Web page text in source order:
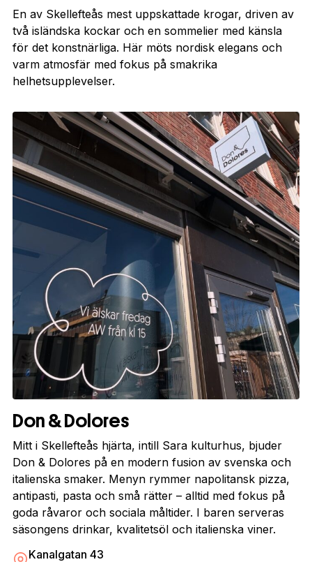
En av Skellefteås mest uppskattade krogar, driven av
två isländska kockar och en sommelier med känsla
för det konstnärliga. Här möts nordisk elegans och
varm atmosfär med fokus på smakrika
helhetsupplevelser.
Don & Dolores
Mitt i Skellefteås hjärta, intill Sara kulturhus, bjuder
Don & Dolores på en modern fusion av svenska och
italienska smaker. Menyn rymmer napolitansk pizza,
antipasti, pasta och små rätter – alltid med fokus på
goda råvaror och sociala måltider. I baren serveras
säsongens drinkar, kvalitetsöl och italienska viner.
Kanalgatan 43